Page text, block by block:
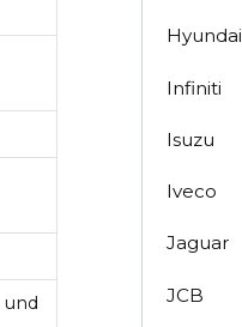
und
Hyundai
Infiniti
Isuzu
Iveco
Jaguar
JCB